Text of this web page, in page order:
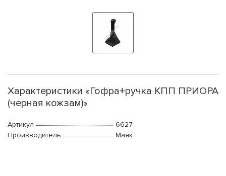
Характеристики «Гофра+ручка КПП ПРИОРА
(черная кожзам)»
Артикул
6627
Производитель
Маяк